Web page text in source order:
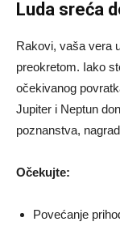
Luda sreća
Rakovi, vaša vera
preokretom. Iako
očekivanog
Jupiter i Neptun
poznanstva,
Očekujte:
Povećanje